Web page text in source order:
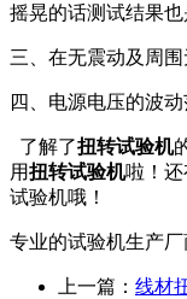
摇晃的话测试结果也
三、在无震动及周围
四、电源电压的波
了解了扭转试验机
用扭转试验机啦！
试验机哦！
专业的试验机生产
上一篇： 线材